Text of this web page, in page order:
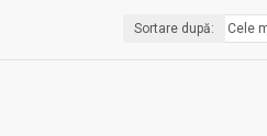
Sortare după: